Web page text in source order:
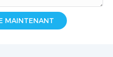
MAINTENANT